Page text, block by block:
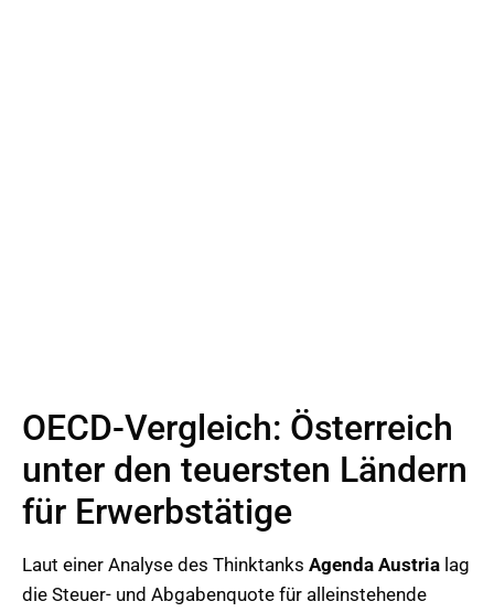
OECD-Vergleich: Österreich
unter den teuersten Ländern
für Erwerbstätige
Laut einer Analyse des Thinktanks Agenda Austria lag
die Steuer- und Abgabenquote für alleinstehende